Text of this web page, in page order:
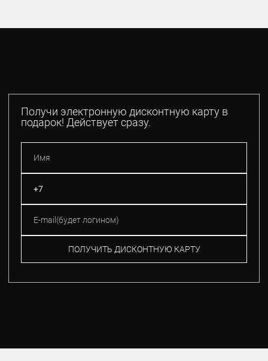
Получи электронную дисконтную карту в
подарок! Действует сразу.
ПОЛУЧИТЬ ДИСКОНТНУЮ КАРТУ